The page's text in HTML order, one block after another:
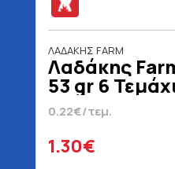
ΛΑΔΑΚΗΣ FARM
Λαδάκης
53 gr 6
0.22€/τεμ.
1.30€